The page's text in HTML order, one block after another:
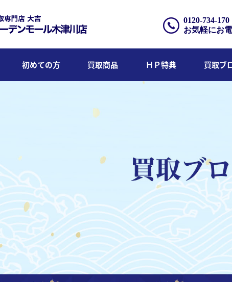
0120-734-170
お気軽にお
初めての方 買取商品 ＨＰ特典 買取ブ